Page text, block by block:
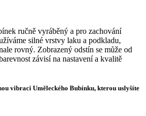
ručně vyráběný a pro zachování
silné vrstvy laku a podkladu,
rovný. Zobrazený odstín se může od
závisí na nastavení a kvalitě
vibraci Uměleckého Bubínku, kterou uslyšíte